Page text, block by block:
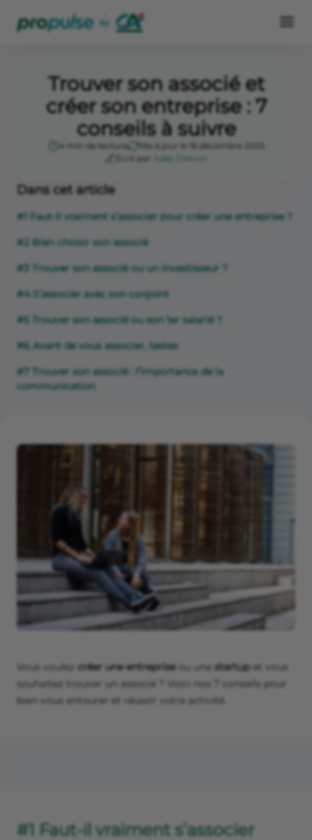
Trouver son associé et
créer son entreprise : 7
conseils à suivre
4 min de lecture
Mis à jour le 16 décembre 2025
Écrit par
Jules Drevon
Dans cet article
#1 Faut-il vraiment s’associer pour créer une entreprise ?
#2 Bien choisir son associé
#3 Trouver son associé ou un investisseur ?
#4 S’associer avec son conjoint
#5 Trouver son associé ou son 1er salarié ?
#6 Avant de vous associer, testez
#7 Trouver son associé : l’importance de la
communication
Vous voulez créer une entrepriseou une startupet vous
souhaitez trouver un associé ? Voici nos 7 conseils pour
bien vous entourer et réussir votre activité.
#1 Faut-il vraiment s’associer